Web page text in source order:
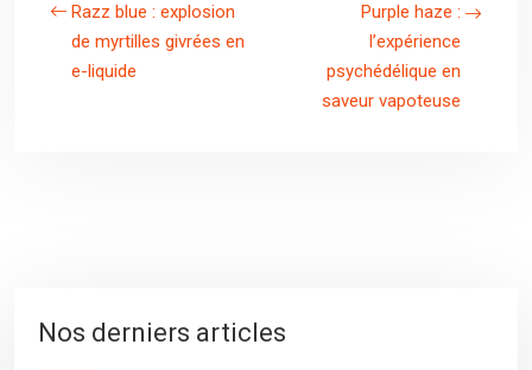
Razz blue : explosion
de myrtilles givrées en
e-liquide
Purple haze :
l’expérience
psychédélique en
saveur vapoteuse
Nos derniers articles